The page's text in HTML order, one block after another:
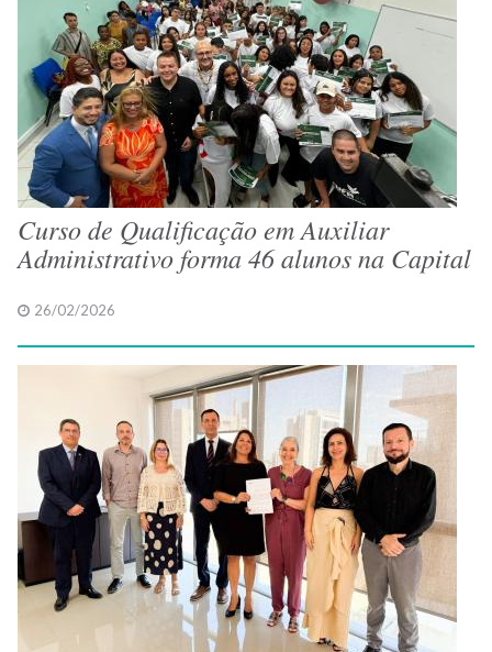
Curso de Qualificação em Auxiliar
Administrativo forma 46 alunos na Capital
26/02/2026